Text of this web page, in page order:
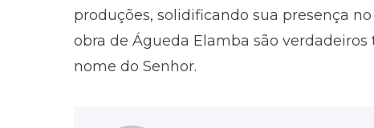
produções, solidificando sua presença
obra de Águeda Elamba são
nome do Senhor.